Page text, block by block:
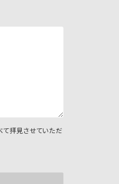
て拝見させていただ